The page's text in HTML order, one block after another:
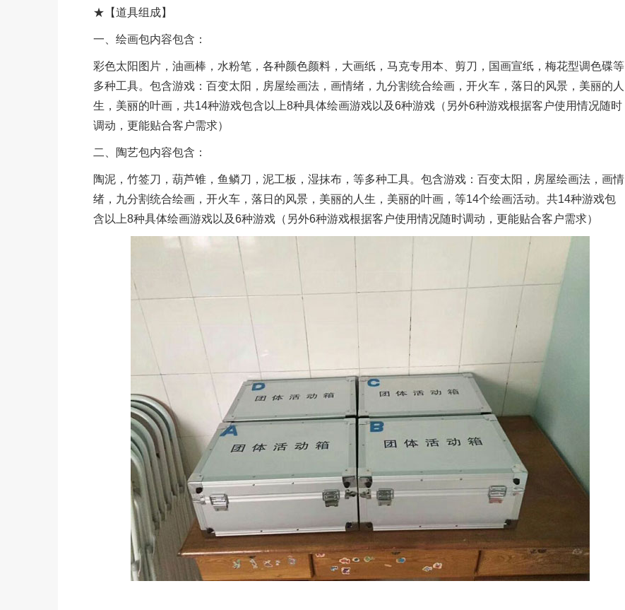
★ 【道具组成】
一、绘画包内容包含：
彩色太阳图片，油画棒，水粉笔，各种颜色颜料，大画纸，马克专用本、剪刀，国画宣纸，梅花型调色碟等
多种工具。包含游戏：百变太阳，房屋绘画法，画情绪，九分割统合绘画，开火车，落日的风景，美丽的人
生，美丽的叶画，共14种游戏包含以上8种具体绘画游戏以及6种游戏（另外6种游戏根据客户使用情况随时
调动，更能贴合客户需求）
二、陶艺包内容包含：
陶泥，竹签刀，葫芦锥，鱼鳞刀，泥工板，湿抹布，等多种工具。包含游戏：百变太阳，房屋绘画法，画情
绪，九分割统合绘画，开火车，落日的风景，美丽的人生，美丽的叶画，等14个绘画活动。共14种游戏包
含以上8种具体绘画游戏以及6种游戏（另外6种游戏根据客户使用情况随时调动，更能贴合客户需求）